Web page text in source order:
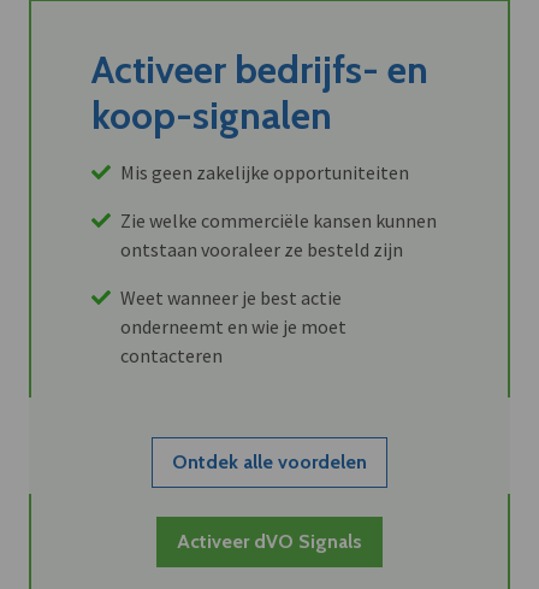
Activeer bedrijfs- en
koop-signalen
Mis geen zakelijke opportuniteiten
Zie welke commerciële kansen kunnen
ontstaan vooraleer ze besteld zijn
Weet wanneer je best actie
onderneemt en wie je moet
contacteren
Ontdek alle voordelen
Activeer dVO Signals